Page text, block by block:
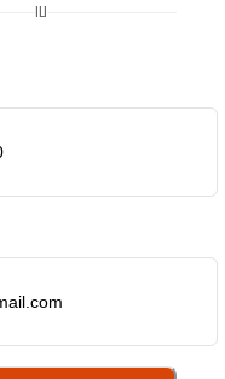
ILI